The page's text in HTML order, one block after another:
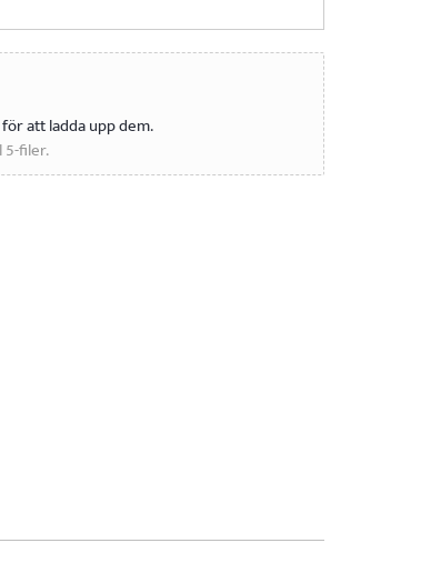
att ladda upp dem.
5-filer.